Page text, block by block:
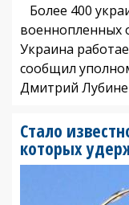
Более 400
военнопленных
Украина
сообщил
Дмитрий
Стало
которых